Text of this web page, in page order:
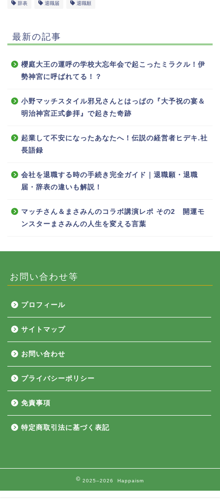
辞表 退職届 退職願
最新の記事
櫻庭大王の運呼の学校大忘年会で起こったミラクル！伊
勢神宮に呼ばれてる！？
小野マッチスタイル邪兄さんとはっぱの『大予祝の宴＆
明治神宮正式参拝』で起きた奇跡
起業して不安になったあなたへ！伝説の経営者ヒデキ.社
長語録
会社を退職する時の手続き完全ガイド｜退職願・退職
届・辞表の違いも解説！
マッチさん＆まさみんのコラボ講演レポ その2 開運モ
ンスターまさみんの人生を変える言葉
お問い合わせ等
プロフィール
サイトマップ
お問い合わせ
プライバシーポリシー
免責事項
特定商取引法に基づく表記
2025–2026 Happaism